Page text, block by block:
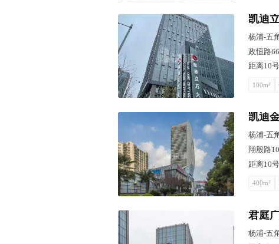
凯迪
杨浦-五
政恒路
距离10
100m²
凯迪
杨浦-五
翔殷路
距离10
400m²
君庭
杨浦-五